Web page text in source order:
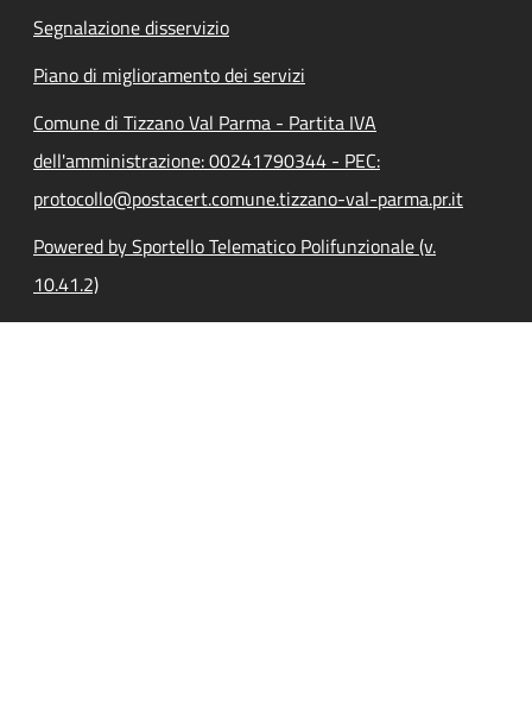
Segnalazione disservizio
Piano di miglioramento dei servizi
Comune di Tizzano Val Parma - Partita IVA
dell'amministrazione: 00241790344 - PEC:
protocollo@postacert.comune.tizzano-val-parma.pr.it
Powered by Sportello Telematico Polifunzionale (v.
10.41.2)